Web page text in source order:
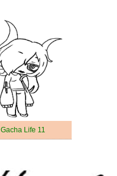
Gacha Life 11